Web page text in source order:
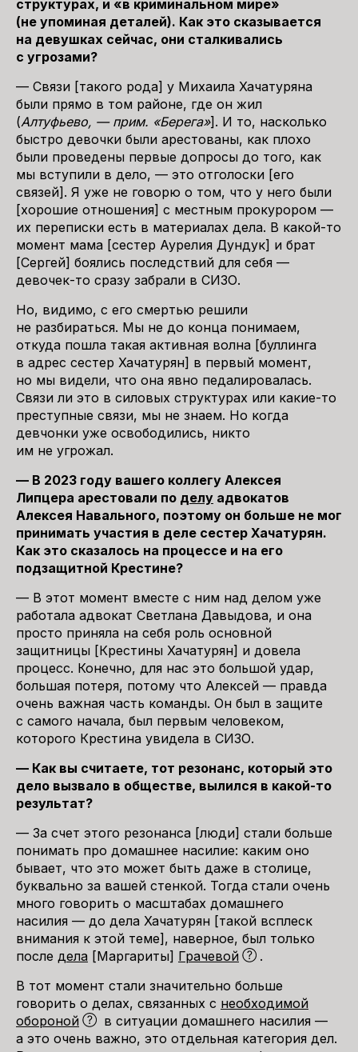
структурах, и «в криминальном мире»
(не упоминая деталей). Как это сказывается
на девушках сейчас, они сталкивались
с угрозами?
— Связи [такого рода] у Михаила Хачатуряна
были прямо в том районе, где он жил
(Алтуфьево, — прим. «Берега»]. И то, насколько
быстро девочки были арестованы, как плохо
были проведены первые допросы до того, как
мы вступили в дело, — это отголоски [его
связей]. Я уже не говорю о том, что у него были
[хорошие отношения] с местным прокурором —
их переписки есть в материалах дела. В какой-то
момент мама [сестер Аурелия Дундук] и брат
[Сергей] боялись последствий для себя —
девочек-то сразу забрали в СИЗО.
Но, видимо, с его смертью решили
не разбираться. Мы не до конца понимаем,
откуда пошла такая активная волна [буллинга
в адрес сестер Хачатурян] в первый момент,
но мы видели, что она явно педалировалась.
Связи ли это в силовых структурах или какие-то
преступные связи, мы не знаем. Но когда
девчонки уже освободились, никто
им не угрожал.
— В 2023 году вашего коллегу Алексея
Липцера арестовали по делу адвокатов
Алексея Навального, поэтому он больше не мог
принимать участия в деле сестер Хачатурян.
Как это сказалось на процессе и на его
подзащитной Крестине?
— В этот момент вместе с ним над делом уже
работала адвокат Светлана Давыдова, и она
просто приняла на себя роль основной
защитницы [Крестины Хачатурян] и довела
процесс. Конечно, для нас это большой удар,
большая потеря, потому что Алексей — правда
очень важная часть команды. Он был в защите
с самого начала, был первым человеком,
которого Крестина увидела в СИЗО.
— Как вы считаете, тот резонанс, который это
дело вызвало в обществе, вылился в какой-то
результат?
— За счет этого резонанса [люди] стали больше
понимать про домашнее насилие: каким оно
бывает, что это может быть даже в столице,
буквально за вашей стенкой. Тогда стали очень
много говорить о масштабах домашнего
насилия — до дела Хачатурян [такой всплеск
внимания к этой теме], наверное, был только
после дела [Маргариты] Грачевой
.
В тот момент стали значительно больше
говорить о делах, связанных с необходимой
обороной
в ситуации домашнего насилия —
а это очень важно, это отдельная категория дел.